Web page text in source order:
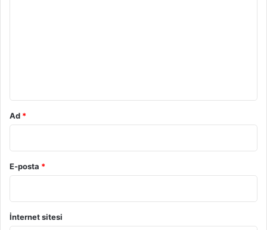
Ad *
E-posta *
İnternet sitesi